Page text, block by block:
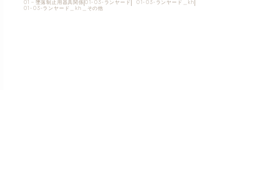
01 – 墜落制止用器具関係 01-03-ランヤード
01-03-ランヤード＿kh
01-03-ランヤード＿kh＿その他